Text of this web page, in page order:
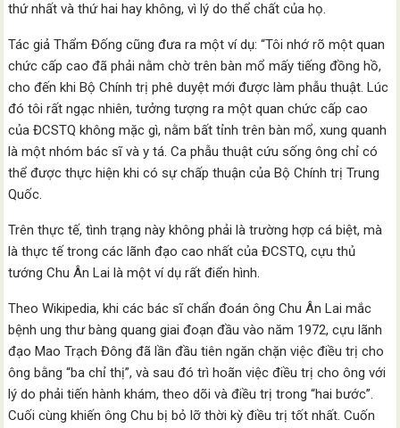
thứ nhất và thứ hai hay không, vì lý do thể chất của họ.
Tác giả Thẩm Đống cũng đưa ra một ví dụ: “Tôi nhớ rõ một quan
chức cấp cao đã phải nằm chờ trên bàn mổ mấy tiếng đồng hồ,
cho đến khi Bộ Chính trị phê duyệt mới được làm phẫu thuật. Lúc
đó tôi rất ngạc nhiên, tưởng tượng ra một quan chức cấp cao
của ĐCSTQ không mặc gì, nằm bất tỉnh trên bàn mổ, xung quanh
là một nhóm bác sĩ và y tá. Ca phẫu thuật cứu sống ông chỉ có
thể được thực hiện khi có sự chấp thuận của Bộ Chính trị Trung
Quốc.
Trên thực tế, tình trạng này không phải là trường hợp cá biệt, mà
là thực tế trong các lãnh đạo cao nhất của ĐCSTQ, cựu thủ
tướng Chu Ân Lai là một ví dụ rất điển hình.
Theo Wikipedia, khi các bác sĩ chẩn đoán ông Chu Ân Lai mắc
bệnh ung thư bàng quang giai đoạn đầu vào năm 1972, cựu lãnh
đạo Mao Trạch Đông đã lần đầu tiên ngăn chặn việc điều trị cho
ông bằng “ba chỉ thị”, và sau đó trì hoãn việc điều trị cho ông với
lý do phải tiến hành khám, theo dõi và điều trị trong “hai bước”.
Cuối cùng khiến ông Chu bị bỏ lỡ thời kỳ điều trị tốt nhất. Cuốn